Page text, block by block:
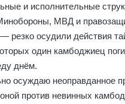
и исполнительные
МВД и
резко осудили действия
один камбоджиец
днём.
осуждаю неоправданное
против невинных